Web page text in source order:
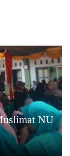
NU